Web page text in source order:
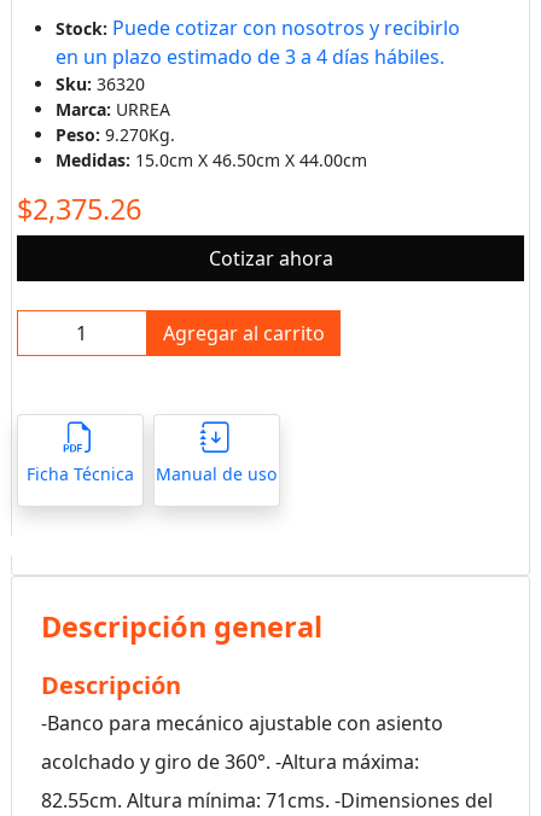
Stock: Puede cotizar con nosotros y recibirlo
en un plazo estimado de 3 a 4 días hábiles.
Sku: 36320
Marca: URREA
Peso: 9.270Kg.
Medidas: 15.0cm X 46.50cm X 44.00cm
$2,375.26
Cotizar ahora
Agregar al carrito
Ficha Técnica Manual de uso
Descripción general
Descripción
-Banco para mecánico ajustable con asiento
acolchado y giro de 360°. -Altura máxima:
82.55cm. Altura mínima: 71cms. -Dimensiones del